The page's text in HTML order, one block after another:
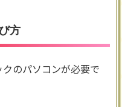
方
のパソコンが必要で